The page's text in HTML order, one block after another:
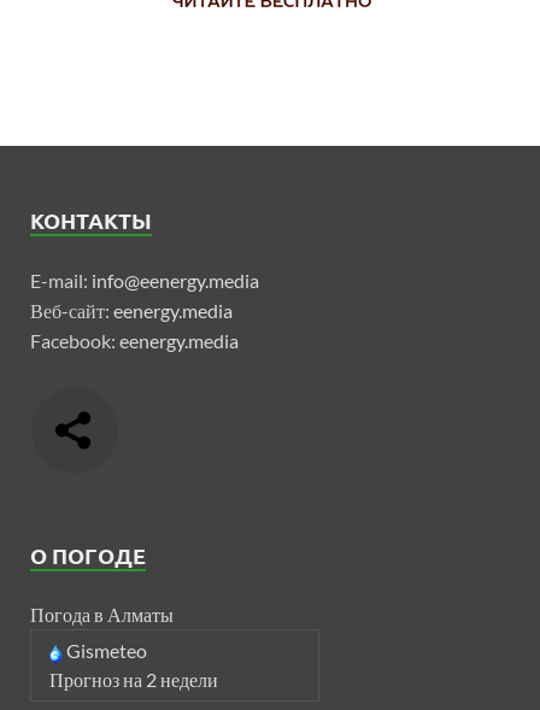
КОНТАКТЫ
E-mail: info@eenergy.media
Веб-сайт: eenergy.media
Facebook: eenergy.media
О ПОГОДЕ
Погода в Алматы
Gismeteo
Прогноз на 2 недели